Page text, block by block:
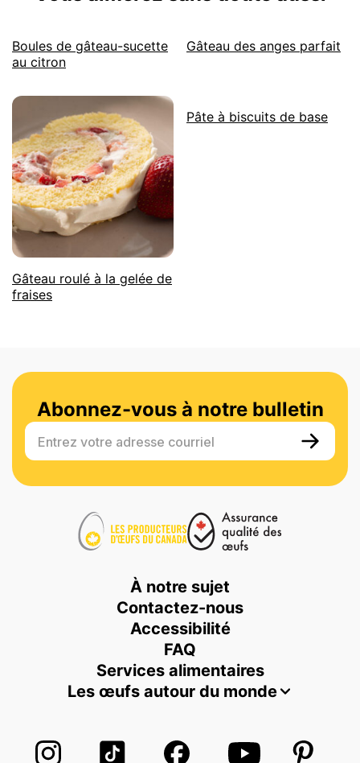
Boules de gâteau-sucette
au citron
Gâteau des anges parfait
Gâteau roulé à la gelée de
fraises
Pâte à biscuits de base
Abonnez-vous à notre bulletin
Entrez votre adresse courriel
À notre sujet
Contactez-nous
Accessibilité
FAQ
Services alimentaires
Les œufs autour du monde
Suivez-nous sur Instagram
Suivez-nous sur TikTok
Suivez-nous sur Facebook
Suivez-nous sur